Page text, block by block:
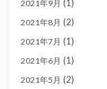
2021年9月 (1)
2021年8月 (2)
2021年7月 (1)
2021年6月 (1)
2021年5月 (2)